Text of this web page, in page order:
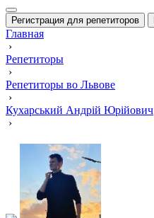
Регистрация для репетиторов
Главная
›
Репетиторы
›
Репетиторы во Львове
›
Кухарський Андрій Юрійович
›